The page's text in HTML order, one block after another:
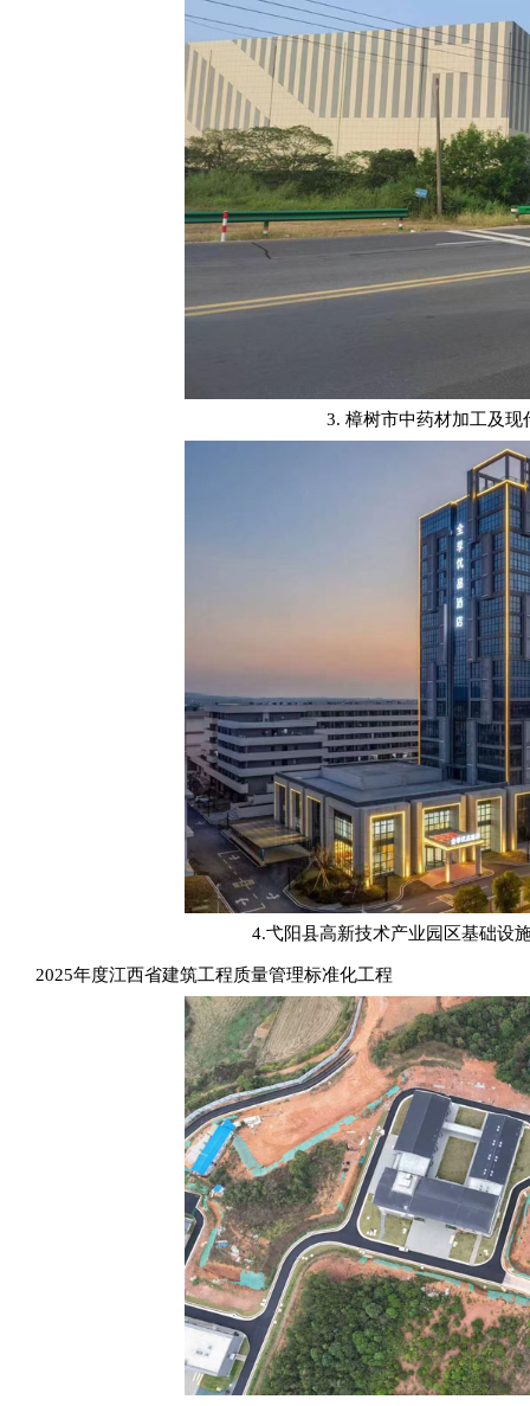
3. 樟树市中药材加工及
4.弋阳县高新技术产业园区基础设
2025年度江西省建筑工程质量管理标准化工程